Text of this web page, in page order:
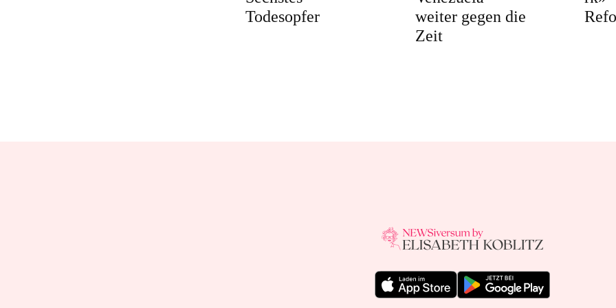
Todesopfer
weiter gegen die
Zeit